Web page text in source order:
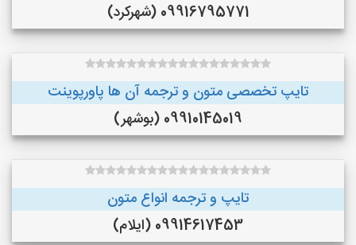
09916795771 (شهرکرد)
تایپ تخصصی متون و ترجمه آن ها پاورپوینت
09910145019 (بوشهر)
تایپ و ترجمه انواع متون
09914617453 (ایلام)